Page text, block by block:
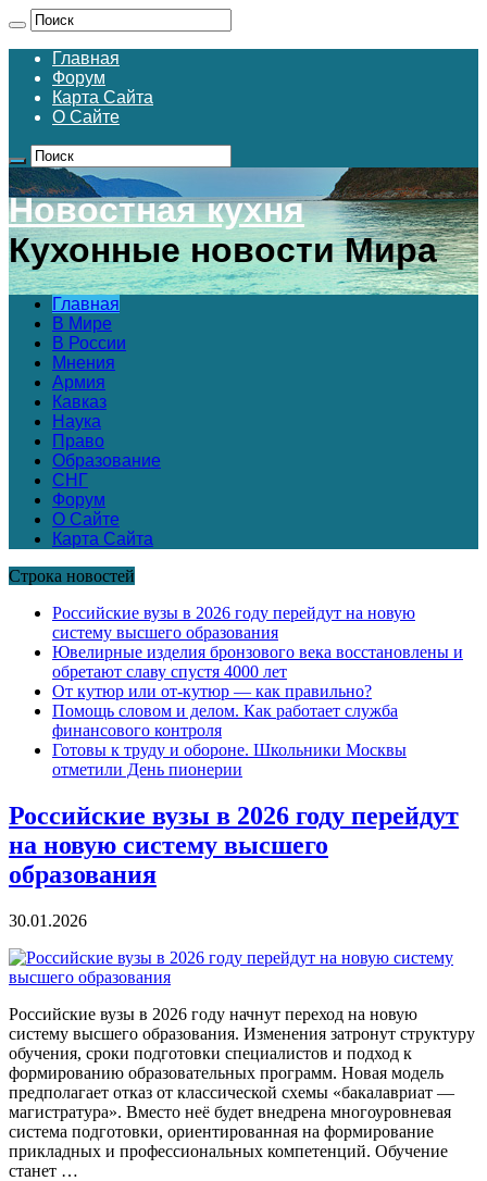
Главная
Форум
Карта Сайта
О Сайте
Новостная кухня
Кухонные новости Мира
Главная
В Мире
В России
Мнения
Армия
Кавказ
Наука
Право
Образование
СНГ
Форум
О Сайте
Карта Сайта
Строка новостей
Российские вузы в 2026 году перейдут на новую
систему высшего образования
Ювелирные изделия бронзового века восстановлены и
обретают славу спустя 4000 лет
От кутюр или от-кутюр — как правильно?
Помощь словом и делом. Как работает служба
финансового контроля
Готовы к труду и обороне. Школьники Москвы
отметили День пионерии
Российские вузы в 2026 году перейдут
на новую систему высшего
образования
30.01.2026
Российские вузы в 2026 году начнут переход на новую
систему высшего образования. Изменения затронут структуру
обучения, сроки подготовки специалистов и подход к
формированию образовательных программ. Новая модель
предполагает отказ от классической схемы «бакалавриат —
магистратура». Вместо неё будет внедрена многоуровневая
система подготовки, ориентированная на формирование
прикладных и профессиональных компетенций. Обучение
станет …